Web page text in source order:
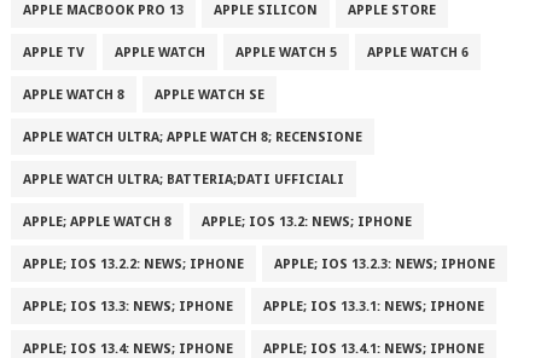
APPLE MACBOOK PRO 13
APPLE SILICON APPLE STORE
APPLE TV APPLE WATCH APPLE WATCH 5 APPLE WATCH 6
APPLE WATCH 8 APPLE WATCH SE
APPLE WATCH ULTRA; APPLE WATCH 8; RECENSIONE
APPLE WATCH ULTRA; BATTERIA;DATI UFFICIALI
APPLE; APPLE WATCH 8 APPLE; IOS 13.2: NEWS; IPHONE
APPLE; IOS 13.2.2: NEWS; IPHONE APPLE; IOS 13.2.3: NEWS; IPHONE
APPLE; IOS 13.3: NEWS; IPHONE APPLE; IOS 13.3.1: NEWS; IPHONE
APPLE; IOS 13.4: NEWS; IPHONE APPLE; IOS 13.4.1: NEWS; IPHONE